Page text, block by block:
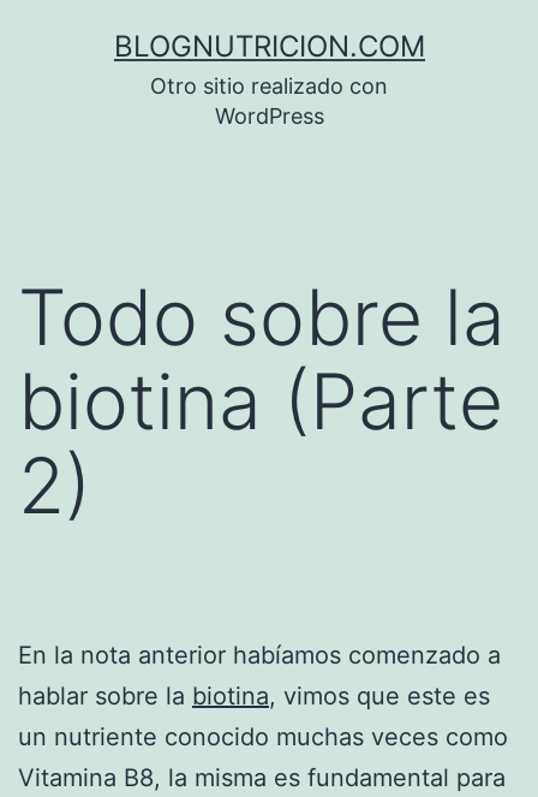
BLOGNUTRICION.COM
Otro sitio realizado con
WordPress
Todo sobre la
biotina (Parte
2)
En la nota anterior habíamos comenzado a
hablar sobre la biotina, vimos que este es
un nutriente conocido muchas veces como
Vitamina B8, la misma es fundamental para